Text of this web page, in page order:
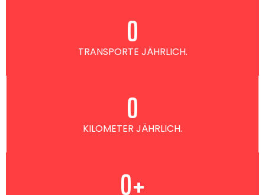
TRANSPORTE JÄHRLICH.
0
KILOMETER JÄHRLICH.
0
0+